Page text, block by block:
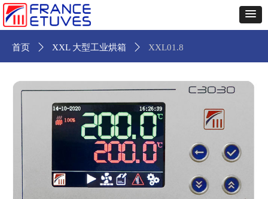
首页 ꄲ XXL 大型工业烘箱 ꄲ XXL01.8